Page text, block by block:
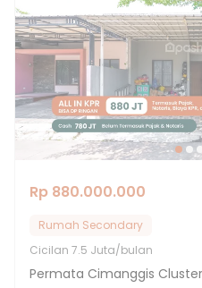
Rp 880.000.000
Rumah Secondary
Cicilan 7.5 Juta/bulan
Permata Cimanggis